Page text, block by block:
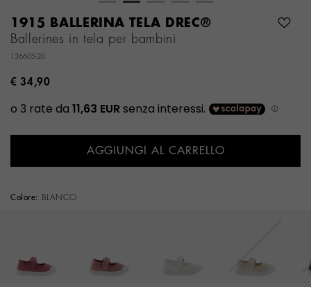
1915 BALLERINA TELA DREC®
Ballerines in tela per bambini
136605-20
€ 34,90
AGGIUNGI AL CARRELLO
Colore: BLANCO